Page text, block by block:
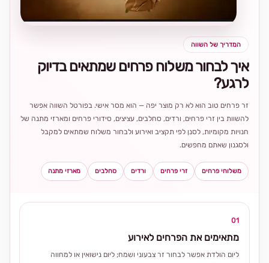
המדריך של השווה
איך לבחור משלוח פרחים שמתאים בדיוק
לרגע?
זר פרחים טוב הוא לא רק מוצר יפה — הוא מסר אישי. בפורטל השווה אפשר
להשוות בין זרי פרחים, ורדים, סחלבים, עציצים, סידורי פרחים ומארזי מתנה של
חנויות מקומיות, לסנן לפי תקציב ואירוע ולבחור משלוח שמתאים למקבל
ולסגנון שאתם מחפשים.
משלוחי פרחים זרי פרחים ורדים סחלבים מארזי מתנה
01
מתאימים את הפרחים לאירוע
ליום הולדת אפשר לבחור זר צבעוני ושמח; ליום נישואין או למחווה